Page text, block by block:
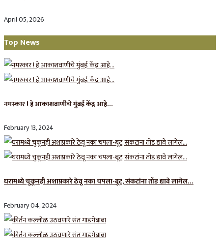
April 05, 2026
Top News
नमस्कार ! हे आकाशवाणीचे मुंबई केंद्र आहे…
February 13, 2024
घरामध्ये चुकूनही अशाप्रकारे ठेवू नका चपला-बूट, संकटांना तोंड द्यावे लागेल…
February 04, 2024